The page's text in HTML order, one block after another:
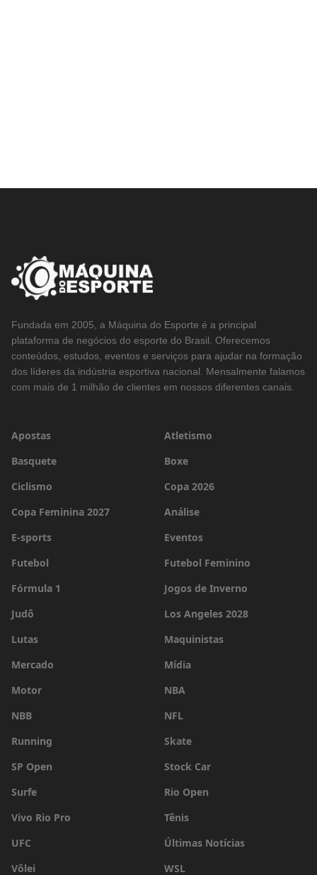
Fundada em 2005, a Máquina do Esporte é a principal
plataforma de negócios do esporte do Brasil. Oferecemos
conteúdos, estudos, eventos e serviços para ajudar na formação
dos líderes da indústria esportiva nacional. Mensalmente falamos
com mais de 1 milhão de clientes em nossos diferentes canais.
Apostas
Atletismo
Basquete
Boxe
Ciclismo
Copa 2026
Copa Feminina 2027
Análise
E-sports
Eventos
Futebol
Futebol Feminino
Fórmula 1
Jogos de Inverno
Judô
Los Angeles 2028
Lutas
Maquinistas
Mercado
Mídia
Motor
NBA
NBB
NFL
Running
Skate
SP Open
Stock Car
Surfe
Rio Open
Vivo Rio Pro
Tênis
UFC
Últimas Notícias
Vôlei
WSL